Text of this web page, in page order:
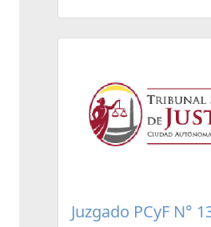
Juzgado PCyF N°